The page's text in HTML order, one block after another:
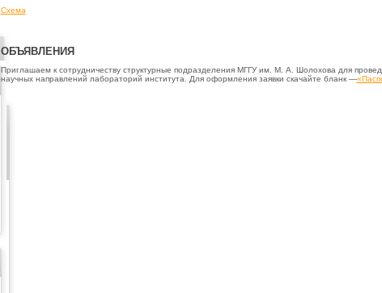
Схема
ОБЪЯВЛЕНИЯ
Приглашаем к сотрудничеству структурные подразделения МГГУ им. М. А. Шолохова для
научных направлений лабораторий института. Для оформления заявки скачайте бланк —